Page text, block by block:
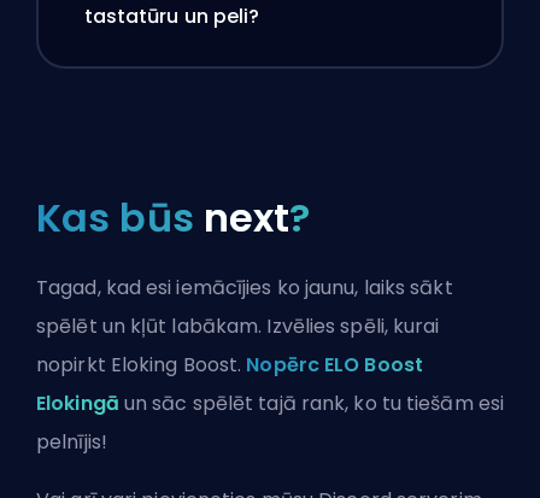
tastatūru un peli?
Kas būs next?
Tagad, kad esi iemācījies ko jaunu, laiks sākt
spēlēt un kļūt labākam. Izvēlies spēli, kurai
nopirkt Eloking Boost. Nopērc ELO Boost
Elokingā un sāc spēlēt tajā rank, ko tu tiešām esi
pelnījis!